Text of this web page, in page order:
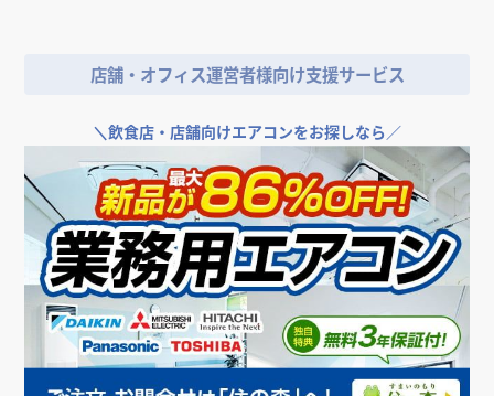
竣工とはどういう意味？今さら聞けない建築用語の基
建築資材はなぜ高騰？ウッドショック、円安、ウクラ
イナ情勢など理由を解説
飲食店の内装工事の際は挨拶状の用意を。注意点、挨
拶文の書き方について解説
いくらかかる？飲食店の開業資金。平均相場や調達方
法、節約するコツを解説
店舗・オフィス運営者様向け支援サービス
＼飲食店・店舗向けエアコンをお探しなら／